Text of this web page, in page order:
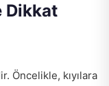
Dikkat
Öncelikle, kıyılara